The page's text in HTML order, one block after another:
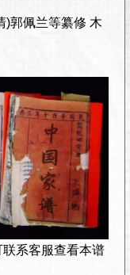
)郭佩兰等纂修 木
系客服查看本谱